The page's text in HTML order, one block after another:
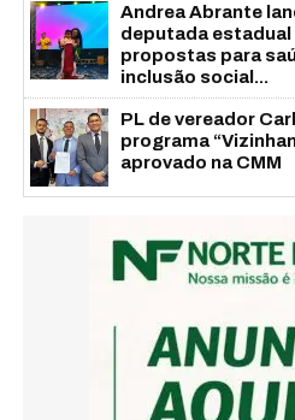
Andrea Abrante
deputada estadual
propostas para
inclusão social...
PL de vereador
programa
aprovado na CMM